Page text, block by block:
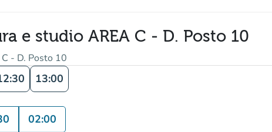
e studio AREA C - D. Posto 10
- D. Posto 10
13:00
02:00